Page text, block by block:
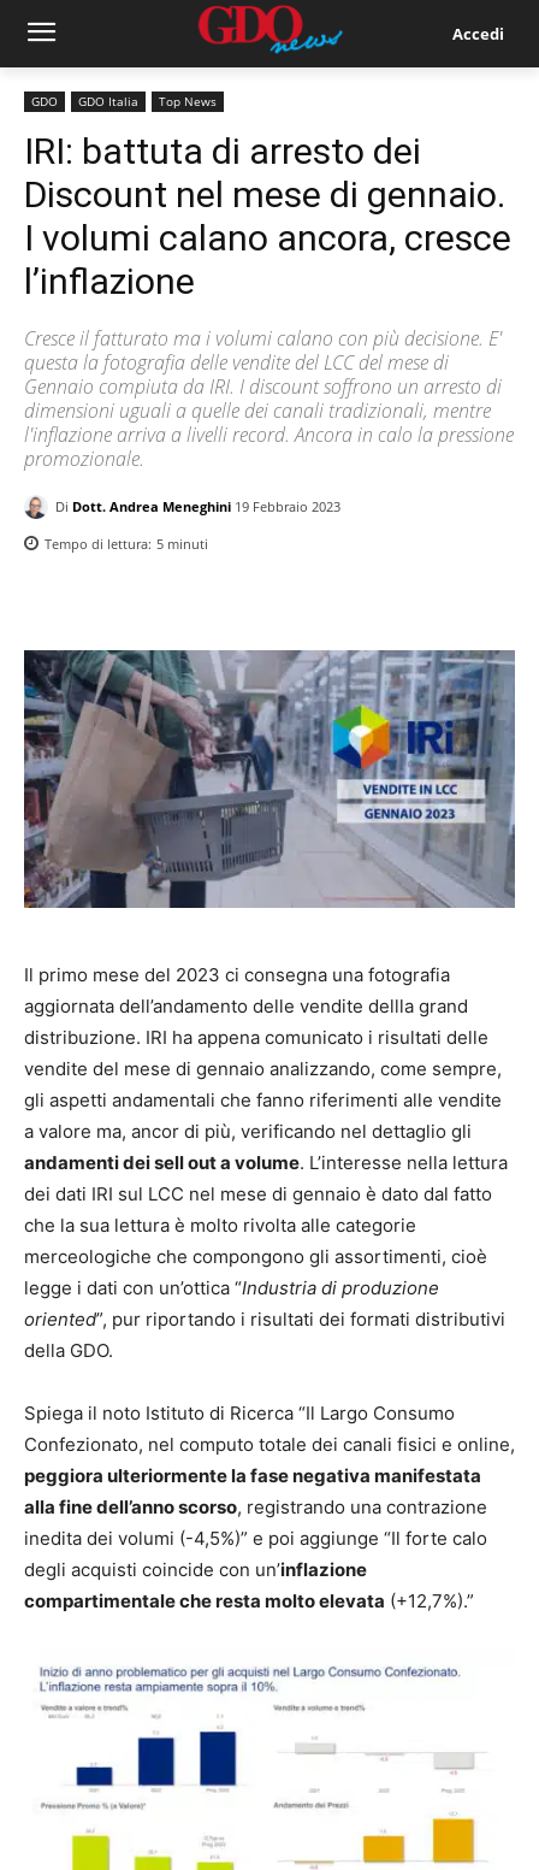
Accedi
GDO GDO Italia Top News
IRI: battuta di arresto dei
Discount nel mese di gennaio.
I volumi calano ancora, cresce
l’inflazione
Cresce il fatturato ma i volumi calano con più decisione. E'
questa la fotografia delle vendite del LCC del mese di
Gennaio compiuta da IRI. I discount soffrono un arresto di
dimensioni uguali a quelle dei canali tradizionali, mentre
l'inflazione arriva a livelli record. Ancora in calo la pressione
promozionale.
Di Dott. Andrea Meneghini 19 Febbraio 2023
Tempo di lettura: 5 minuti
Il primo mese del 2023 ci consegna una fotografia
aggiornata dell’andamento delle vendite dellla grand
distribuzione. IRI ha appena comunicato i risultati delle
vendite del mese di gennaio analizzando, come sempre,
gli aspetti andamentali che fanno riferimenti alle vendite
a valore ma, ancor di più, verificando nel dettaglio gli
andamenti dei sell out a volume. L’interesse nella lettura
dei dati IRI sul LCC nel mese di gennaio è dato dal fatto
che la sua lettura è molto rivolta alle categorie
merceologiche che compongono gli assortimenti, cioè
legge i dati con un’ottica “Industria di produzione
oriented”, pur riportando i risultati dei formati distributivi
della GDO.
Spiega il noto Istituto di Ricerca “Il Largo Consumo
Confezionato, nel computo totale dei canali fisici e online,
peggiora ulteriormente la fase negativa manifestata
alla fine dell’anno scorso, registrando una contrazione
inedita dei volumi (-4,5%)” e poi aggiunge “Il forte calo
degli acquisti coincide con un’inflazione
compartimentale che resta molto elevata (+12,7%).”